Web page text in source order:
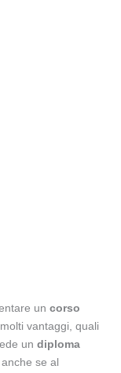
un corso
vantaggi, quali
un diploma
se al